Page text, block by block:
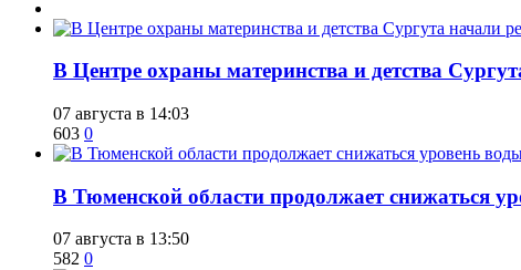
​В Центре охраны материнства и детства
07 августа в 14:03
603 0
​В Тюменской области продолжает снижаться
07 августа в 13:50
582 0